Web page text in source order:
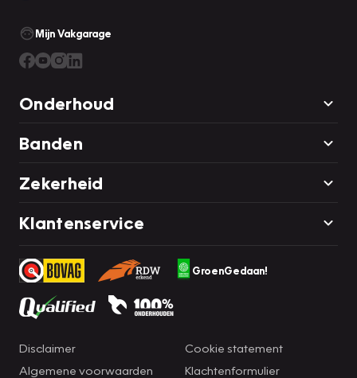
Mijn Vakgarage
Onderhoud
Banden
Zekerheid
Klantenservice
GroenGedaan!
Disclaimer
Algemene voorwaarden
Cookie statement
Klachtenformulier